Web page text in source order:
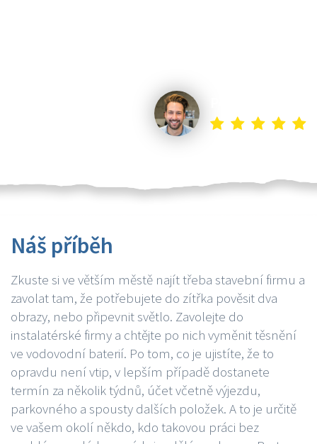
Náš příběh
Zkuste si ve větším městě najít třeba stavební firmu a
zavolat tam, že potřebujete do zítřka pověsit dva
obrazy, nebo připevnit světlo. Zavolejte do
instalatérské firmy a chtějte po nich vyměnit těsnění
ve vodovodní baterií. Po tom, co je ujistíte, že to
opravdu není vtip, v lepším případě dostanete
termín za několik týdnů, účet včetně výjezdu,
parkovného a spousty dalších položek. A to je určitě
ve vašem okolí někdo, kdo takovou práci bez